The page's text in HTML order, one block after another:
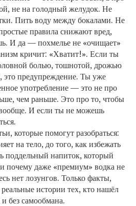
не на голодный желудок. Не
Пить воду между бокалами. Не
правила снижают вред,
И да — похмелье не «очищает»
кричит: «Хватит!». Если ты
болью, тошнотой, дрожью
это предупреждение. Ты уже
употребление — это не про
чем раньше. Это про то, чтобы
И если ты не можешь
которые помогут разобраться:
на тело, до того, как избежать
поддельный напиток, который
и почему даже «премиум» водка не
нет лозунгов. Только факты,
истории тех, кто нашёл
без самообмана.